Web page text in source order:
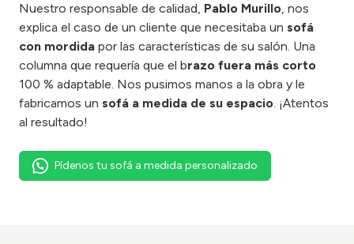
Nuestro responsable de calidad, Pablo Murillo, nos
explica el caso de un cliente que necesitaba un sofá
con mordida por las características de su salón. Una
columna que requería que el brazo fuera más corto
100 % adaptable. Nos pusimos manos a la obra y le
fabricamos un sofá a medida de su espacio. ¡Atentos
al resultado!
Pídenos tu sofá a medida personalizado